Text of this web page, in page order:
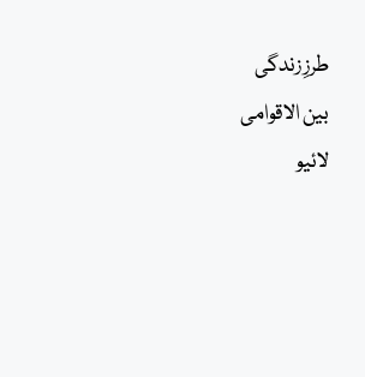
طرزِ زندگی
بین الاقوامی
لائیو